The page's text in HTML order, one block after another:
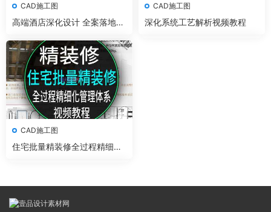
CAD施工图
高端酒店深化设计 全案落地综
CAD施工图
深化系统工艺解析视频教程
CAD施工图
住宅批量精装修全过程精细化